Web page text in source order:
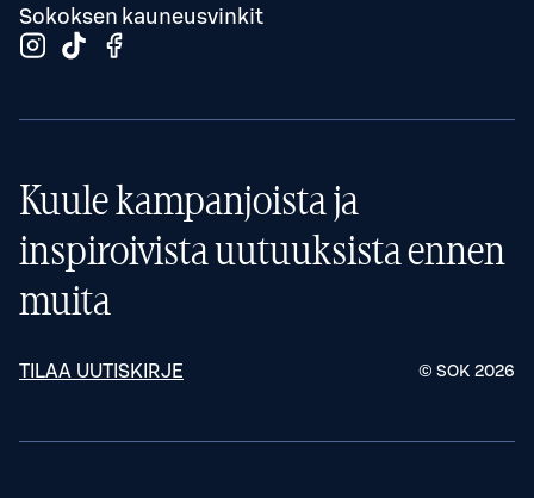
Sokoksen kauneusvinkit
Kuule kampanjoista ja
inspiroivista uutuuksista ennen
muita
TILAA UUTISKIRJE © SOK 2026